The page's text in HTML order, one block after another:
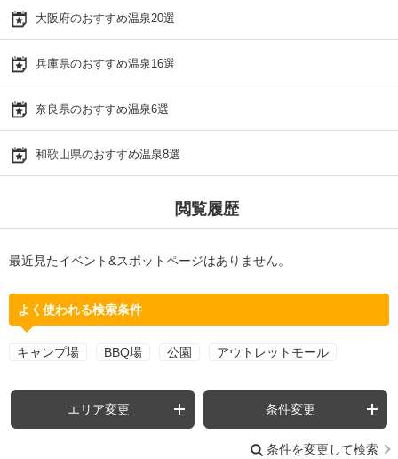
大阪府のおすすめ温泉20選
兵庫県のおすすめ温泉16選
奈良県のおすすめ温泉6選
和歌山県のおすすめ温泉8選
閲覧履歴
最近見たイベント&スポットページはありません。
よく使われる検索条件
キャンプ場 BBQ場 公園 アウトレットモール
エリア変更 条件変更
条件を変更して検索